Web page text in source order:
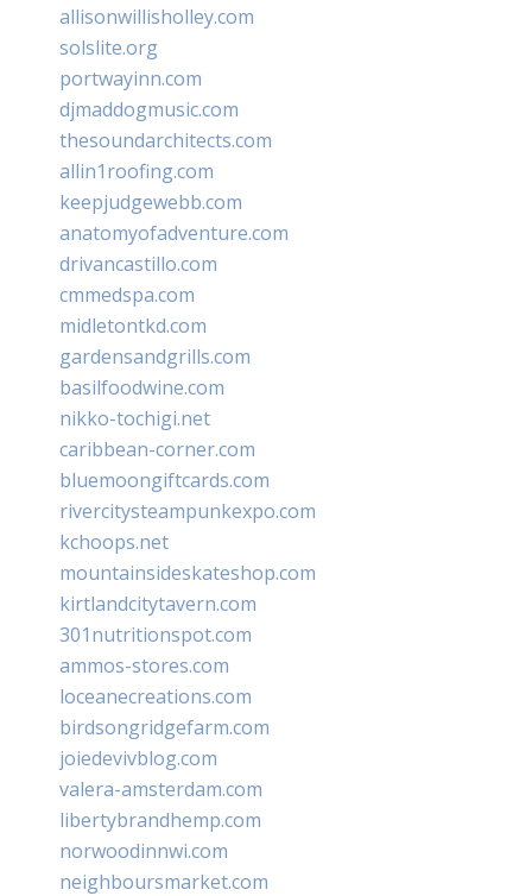
allisonwillisholley.com
solslite.org
portwayinn.com
djmaddogmusic.com
thesoundarchitects.com
allin1roofing.com
keepjudgewebb.com
anatomyofadventure.com
drivancastillo.com
cmmedspa.com
midletontkd.com
gardensandgrills.com
basilfoodwine.com
nikko-tochigi.net
caribbean-corner.com
bluemoongiftcards.com
rivercitysteampunkexpo.com
kchoops.net
mountainsideskateshop.com
kirtlandcitytavern.com
301nutritionspot.com
ammos-stores.com
loceanecreations.com
birdsongridgefarm.com
joiedevivblog.com
valera-amsterdam.com
libertybrandhemp.com
norwoodinnwi.com
neighboursmarket.com